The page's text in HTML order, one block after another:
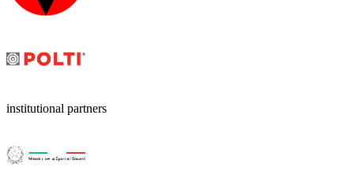
institutional partners